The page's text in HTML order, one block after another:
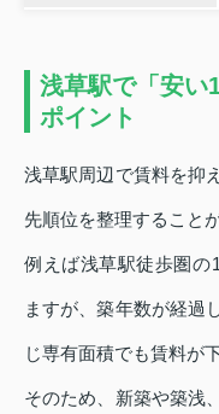
浅草駅で「安い
ポイント
浅草駅周辺で賃料を抑
先順位を整理すること
例えば浅草駅徒歩圏の
ますが、築年数が経過
じ専有面積でも賃料が
そのため、新築や築浅